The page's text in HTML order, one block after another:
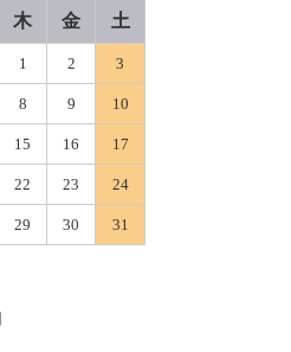
木 金 土
1 2 3
8 9 10
15 16 17
22 23 24
29 30 31